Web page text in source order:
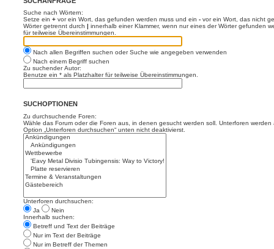
Suche nach Wörtern:
Setze ein + vor ein Wort, das gefunden werden muss und ein - vor ein Wort, das nicht
Wörter getrennt durch | innerhalb einer Klammer, wenn nur eines der Wörter gefunden
für teilweise Übereinstimmungen.
Nach allen Begriffen suchen oder Suche wie angegeben verwenden
Nach einem Begriff suchen
Zu suchender Autor:
Benutze ein * als Platzhalter für teilweise Übereinstimmungen.
SUCHOPTIONEN
Zu durchsuchende Foren:
Wähle das Forum oder die Foren aus, in denen gesucht werden soll. Unterforen
Option „Unterforen durchsuchen“ unten nicht deaktivierst.
Unterforen durchsuchen:
Ja
Nein
Innerhalb suchen:
Betreff und Text der Beiträge
Nur im Text der Beiträge
Nur im Betreff der Themen